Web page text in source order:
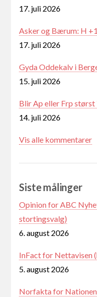
17. juli 2026
Asker og Bærum: H
17. juli 2026
Gyda Oddekalv i
15. juli 2026
Blir Ap eller Frp størst
14. juli 2026
Vis alle kommentarer
Siste målinger
Opinion for ABC
stortingsvalg)
6. august 2026
InFact for Nettavisen
5. august 2026
Norfakta for Nationen